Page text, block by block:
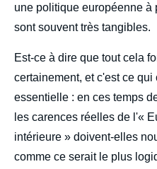
une politique européenne à
sont souvent très tangibles.
Est-ce à dire que tout cela
certainement, et c'est ce
essentielle : en ces temps
les carences réelles de l'«
intérieure » doivent-elles
comme ce serait le plus
Jean MAFART, « L'
intérieure », cette
Copier